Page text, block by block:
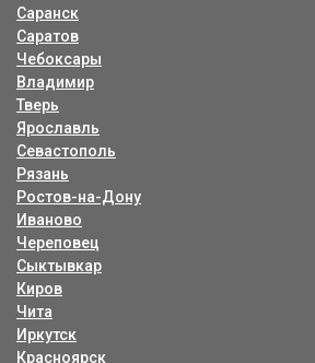
Саранск
Саратов
Чебоксары
Владимир
Тверь
Ярославль
Севастополь
Рязань
Ростов-на-Дону
Иваново
Череповец
Сыктывкар
Киров
Чита
Иркутск
Красноярск